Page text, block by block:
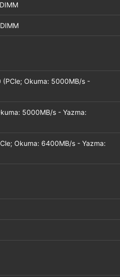
(PCle; Okuma: 5000MB/s -
5000MB/s - Yazma:
Okuma: 6400MB/s - Yazma: